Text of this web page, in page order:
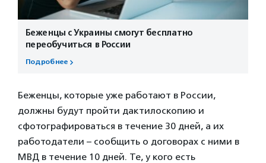
Беженцы с Украины смогут бесплатно
переобучиться в России
Подробнее
Беженцы, которые уже работают в России,
должны будут пройти дактилоскопию и
сфотографироваться в течение 30 дней, а их
работодатели – сообщить о договорах с ними в
МВД в течение 10 дней. Те, у кого есть